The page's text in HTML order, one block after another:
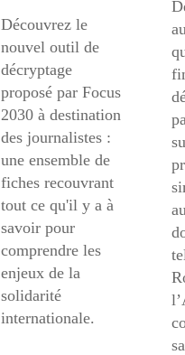
Découvrez le
nouvel outil de
décryptage
proposé par Focus
2030 à destination
des journalistes :
une ensemble de
fiches recouvrant
tout ce qu'il y a à
savoir pour
comprendre les
enjeux de la
solidarité
internationale.